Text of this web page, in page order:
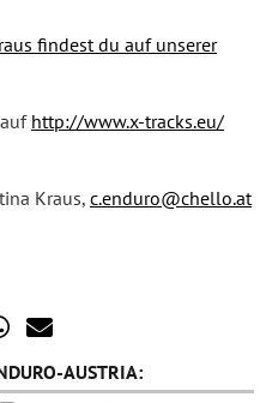
findest du auf unserer
http://www.x-tracks.eu/
Kraus, c.enduro@chello.at
AUSTRIA: